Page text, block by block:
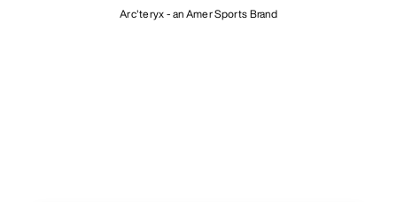
Arc'teryx - an Amer Sports Brand